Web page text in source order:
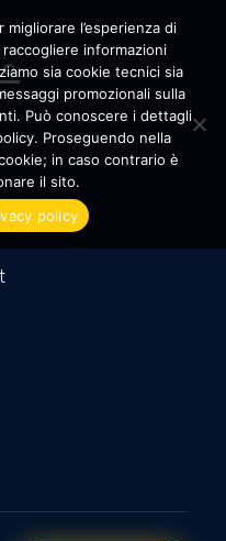
l’esperienza di
informazioni
sia cookie tecnici sia
promozionali sulla
Può conoscere i dettagli
Proseguendo nella
in caso contrario è
il sito.
policy